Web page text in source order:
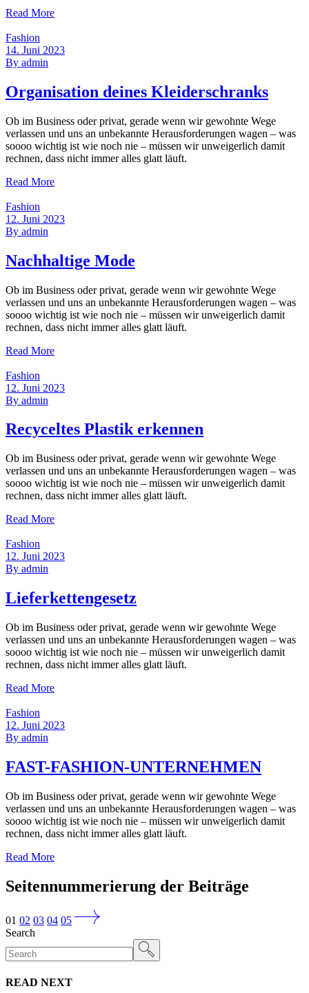
Read More
Fashion
14. Juni 2023
By admin
Organisation deines Kleiderschranks
Ob im Business oder privat, gerade wenn wir gewohnte Wege
verlassen und uns an unbekannte Herausforderungen wagen – was
soooo wichtig ist wie noch nie – müssen wir unweigerlich damit
rechnen, dass nicht immer alles glatt läuft.
Read More
Fashion
12. Juni 2023
By admin
Nachhaltige Mode
Ob im Business oder privat, gerade wenn wir gewohnte Wege
verlassen und uns an unbekannte Herausforderungen wagen – was
soooo wichtig ist wie noch nie – müssen wir unweigerlich damit
rechnen, dass nicht immer alles glatt läuft.
Read More
Fashion
12. Juni 2023
By admin
Recyceltes Plastik erkennen
Ob im Business oder privat, gerade wenn wir gewohnte Wege
verlassen und uns an unbekannte Herausforderungen wagen – was
soooo wichtig ist wie noch nie – müssen wir unweigerlich damit
rechnen, dass nicht immer alles glatt läuft.
Read More
Fashion
12. Juni 2023
By admin
Lieferkettengesetz
Ob im Business oder privat, gerade wenn wir gewohnte Wege
verlassen und uns an unbekannte Herausforderungen wagen – was
soooo wichtig ist wie noch nie – müssen wir unweigerlich damit
rechnen, dass nicht immer alles glatt läuft.
Read More
Fashion
12. Juni 2023
By admin
FAST-FASHION-UNTERNEHMEN
Ob im Business oder privat, gerade wenn wir gewohnte Wege
verlassen und uns an unbekannte Herausforderungen wagen – was
soooo wichtig ist wie noch nie – müssen wir unweigerlich damit
rechnen, dass nicht immer alles glatt läuft.
Read More
Seitennummerierung der Beiträge
01 02 03 04 05
Search
READ NEXT